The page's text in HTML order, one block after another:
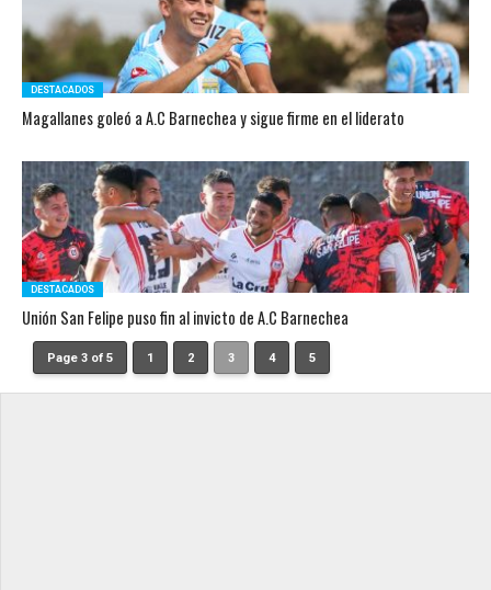
DESTACADOS
Magallanes goleó a A.C Barnechea y sigue firme en el liderato
DESTACADOS
Unión San Felipe puso fin al invicto de A.C Barnechea
Page 3 of 5 1 2 3 4 5